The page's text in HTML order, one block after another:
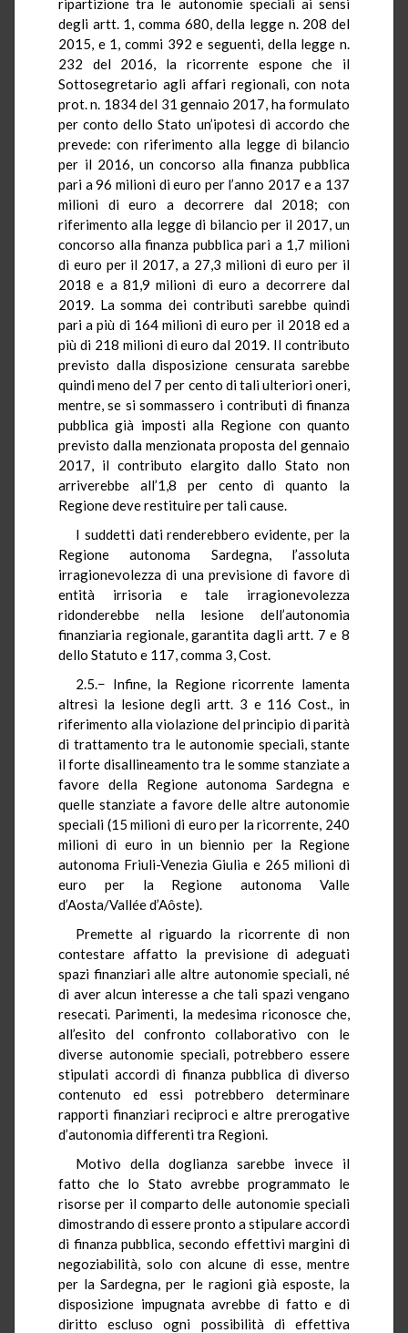
ripartizione tra le autonomie speciali ai sensi
degli artt. 1, comma 680, della legge n. 208 del
2015, e 1, commi 392 e seguenti, della legge n.
232 del 2016, la ricorrente espone che il
Sottosegretario agli affari regionali, con nota
prot. n. 1834 del 31 gennaio 2017, ha formulato
per conto dello Stato un’ipotesi di accordo che
prevede: con riferimento alla legge di bilancio
per il 2016, un concorso alla finanza pubblica
pari a 96 milioni di euro per l’anno 2017 e a 137
milioni di euro a decorrere dal 2018; con
riferimento alla legge di bilancio per il 2017, un
concorso alla finanza pubblica pari a 1,7 milioni
di euro per il 2017, a 27,3 milioni di euro per il
2018 e a 81,9 milioni di euro a decorrere dal
2019. La somma dei contributi sarebbe quindi
pari a più di 164 milioni di euro per il 2018 ed a
più di 218 milioni di euro dal 2019. Il contributo
previsto dalla disposizione censurata sarebbe
quindi meno del 7 per cento di tali ulteriori oneri,
mentre, se si sommassero i contributi di finanza
pubblica già imposti alla Regione con quanto
previsto dalla menzionata proposta del gennaio
2017, il contributo elargito dallo Stato non
arriverebbe all’1,8 per cento di quanto la
Regione deve restituire per tali cause.
I suddetti dati renderebbero evidente, per la
Regione autonoma Sardegna, l’assoluta
irragionevolezza di una previsione di favore di
entità irrisoria e tale irragionevolezza
ridonderebbe nella lesione dell’autonomia
finanziaria regionale, garantita dagli artt. 7 e 8
dello Statuto e 117, comma 3, Cost.
2.5.− Infine, la Regione ricorrente lamenta
altresì la lesione degli artt. 3 e 116 Cost., in
riferimento alla violazione del principio di parità
di trattamento tra le autonomie speciali, stante
il forte disallineamento tra le somme stanziate a
favore della Regione autonoma Sardegna e
quelle stanziate a favore delle altre autonomie
speciali (15 milioni di euro per la ricorrente, 240
milioni di euro in un biennio per la Regione
autonoma Friuli-Venezia Giulia e 265 milioni di
euro per la Regione autonoma Valle
d’Aosta/Valléed’Aôste).
Premette al riguardo la ricorrente di non
contestare affatto la previsione di adeguati
spazi finanziari alle altre autonomie speciali, né
di aver alcun interesse a che tali spazi vengano
resecati. Parimenti, la medesima riconosce che,
all’esito del confronto collaborativo con le
diverse autonomie speciali, potrebbero essere
stipulati accordi di finanza pubblica di diverso
contenuto ed essi potrebbero determinare
rapporti finanziari reciproci e altre prerogative
d’autonomia differenti tra Regioni.
Motivo della doglianza sarebbe invece il
fatto che lo Stato avrebbe programmato le
risorse per il comparto delle autonomie speciali
dimostrando di essere pronto a stipulare accordi
di finanza pubblica, secondo effettivi margini di
negoziabilità, solo con alcune di esse, mentre
per la Sardegna, per le ragioni già esposte, la
disposizione impugnata avrebbe di fatto e di
diritto escluso ogni possibilità di effettiva